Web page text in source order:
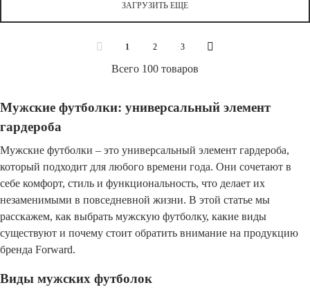
ЗАГРУЗИТЬ ЕЩЕ
1 2 3
Всего 100 товаров
Мужские футболки: универсальный элемент
гардероба
Мужские футболки – это универсальный элемент гардероба,
который подходит для любого времени года. Они сочетают в
себе комфорт, стиль и функциональность, что делает их
незаменимыми в повседневной жизни. В этой статье мы
расскажем, как выбрать мужскую футболку, какие виды
существуют и почему стоит обратить внимание на продукцию
бренда Forward.
Виды мужских футболок